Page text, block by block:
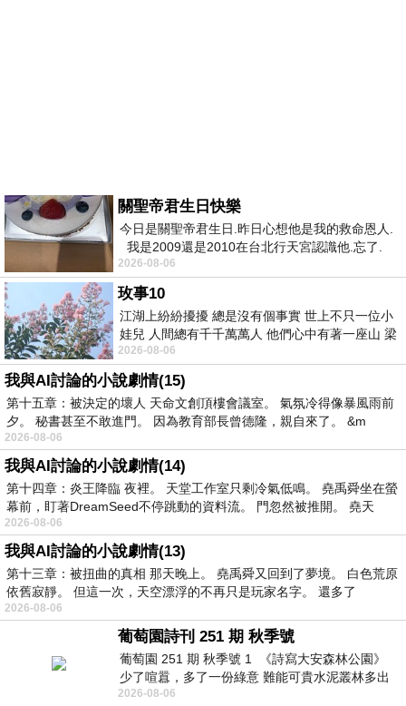
關聖帝君生日快樂
今日是關聖帝君生日.昨日心想他是我的救命恩人.
我是2009還是2010在台北行天宮認識他.忘了.
一個奇摩交友的網友學
2026-08-06
玫事10
江湖上紛紛擾擾 總是沒有個事實 世上不只一位小
娃兒 人間總有千千萬萬人 他們心中有著一座山 梁
山佛山泰華衡恆嵩 一山之高
2026-08-06
我與AI討論的小說劇情(15)
第十五章：被決定的壞人 天命文創頂樓會議室。 氣氛冷得像暴風雨前
夕。 秘書甚至不敢進門。 因為教育部長曾德隆，親自來了。 &m
2026-08-06
我與AI討論的小說劇情(14)
第十四章：炎王降臨 夜裡。 天堂工作室只剩冷氣低鳴。 堯禹舜坐在螢
幕前，盯著DreamSeed不停跳動的資料流。 門忽然被推開。 堯天
2026-08-06
我與AI討論的小說劇情(13)
第十三章：被扭曲的真相 那天晚上。 堯禹舜又回到了夢境。 白色荒原
依舊寂靜。 但這一次，天空漂浮的不再只是玩家名字。 還多了
2026-08-06
葡萄園詩刊 251 期 秋季號
葡萄園 251 期 秋季號 1 《詩寫大安森林公園》
少了喧囂，多了一份綠意 難能可貴水泥叢林多出
一
2026-08-06